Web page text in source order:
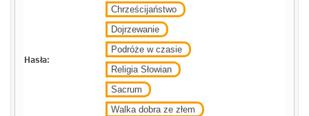
Hasła:
Chrześcijaństwo
Dojrzewanie
Podróże w czasie
Religia Słowian
Sacrum
Walka dobra ze złem